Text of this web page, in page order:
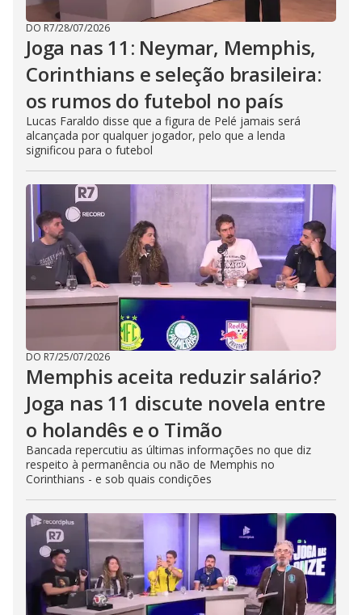
DO R7/28/07/2026
Joga nas 11: Neymar, Memphis,
Corinthians e seleção brasileira:
os rumos do futebol no país
Lucas Faraldo disse que a figura de Pelé jamais será
alcançada por qualquer jogador, pelo que a lenda
significou para o futebol
DO R7/25/07/2026
Memphis aceita reduzir salário?
Joga nas 11 discute novela entre
o holandês e o Timão
Bancada repercutiu as últimas informações no que diz
respeito à permanência ou não de Memphis no
Corinthians - e sob quais condições